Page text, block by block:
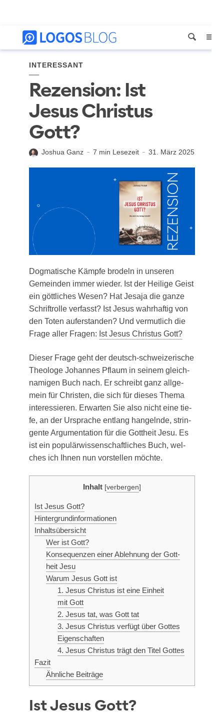
INTERESSANT
Rezension: Ist
Jesus Christus
Gott?
Joshua Ganz 7 min Lesezeit 31. März 2025
Dog­ma­ti­sche Kämp­fe bro­deln in unse­ren
Gemein­den immer wie­der. Ist der Hei­li­ge Geist
ein gött­li­ches Wesen? Hat Jesa­ja die gan­ze
Schrift­rol­le ver­fasst? Ist Jesus wahr­haf­tig von
den Toten auf­er­stan­den? Und ver­mut­lich die
Fra­ge aller Fra­gen: Ist Jesus Chris­tus Gott?
Die­ser Fra­ge geht der deutsch-schwei­ze­ri­sche
Theo­lo­ge Johan­nes Pflaum in sei­nem gleich­
na­mi­gen Buch nach. Er schreibt ganz all­ge­
mein für Chris­ten, die sich für die­ses The­ma
inter­es­sie­ren. Erwar­ten Sie also nicht eine tie­
fe, an der Urspra­che ent­lang han­geln­de, strin­
gen­te Argu­men­ta­ti­on für die Gott­heit Jesu. Es
ist ein popu­lär­wis­sen­schaft­li­ches Buch, wel­
ches ich Ihnen nun vor­stel­len möchte.
Inhalt [verbergen]
Ist Jesus Gott?
Hin­ter­grund­in­for­ma­tio­nen
Inhalts­über­sicht
Wer ist Gott?
Kon­se­quen­zen einer Ableh­nung der Gott­
heit Jesu
War­um Jesus Gott ist
1. Jesus Chris­tus ist eine Ein­heit
mit Gott
2. Jesus tat, was Gott tat
3. Jesus Chris­tus ver­fügt über Got­tes
Eigenschaften
4. Jesus Chris­tus trägt den Titel Gottes
Fazit
Ähn­li­che Beiträge
Ist Jesus Gott?